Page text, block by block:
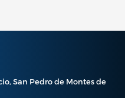
San Pedro de Montes de